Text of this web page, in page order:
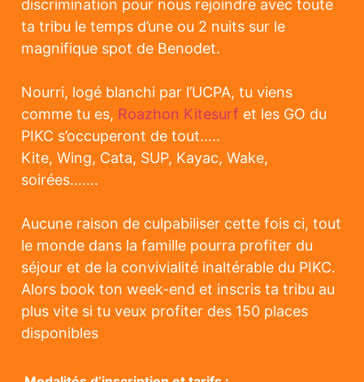
discrimination pour nous rejoindre avec toute
ta tribu le temps d’une ou 2 nuits sur le
magnifique spot de Benodet.
Nourri, logé blanchi par l’UCPA, tu viens
comme tu es, Roazhon Kitesurf et les GO du
PIKC s’occuperont de tout…..
Kite, Wing, Cata, SUP, Kayac, Wake,
soirées…….
Aucune raison de culpabiliser cette fois ci, tout
le monde dans la famille pourra profiter du
séjour et de la convivialité inaltérable du PIKC.
Alors book ton week-end et inscris ta tribu au
plus vite si tu veux profiter des 150 places
disponibles